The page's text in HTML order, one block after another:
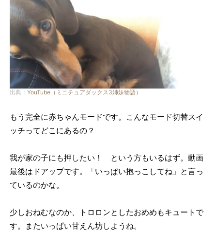
出典： YouTube（ミニチュアダックス3姉妹物語）
もう完全に赤ちゃんモードです。こんなモード切替スイ
ッチってどこにあるの？
我が家の子にも押したい！ という方もいるはず。動画
最後はドアップです。「いっぱい抱っこしてね」と言っ
ているのかな。
少しおねむなのか、トロロンとしたおめめもキュートで
す。またいっぱい甘えん坊しようね。